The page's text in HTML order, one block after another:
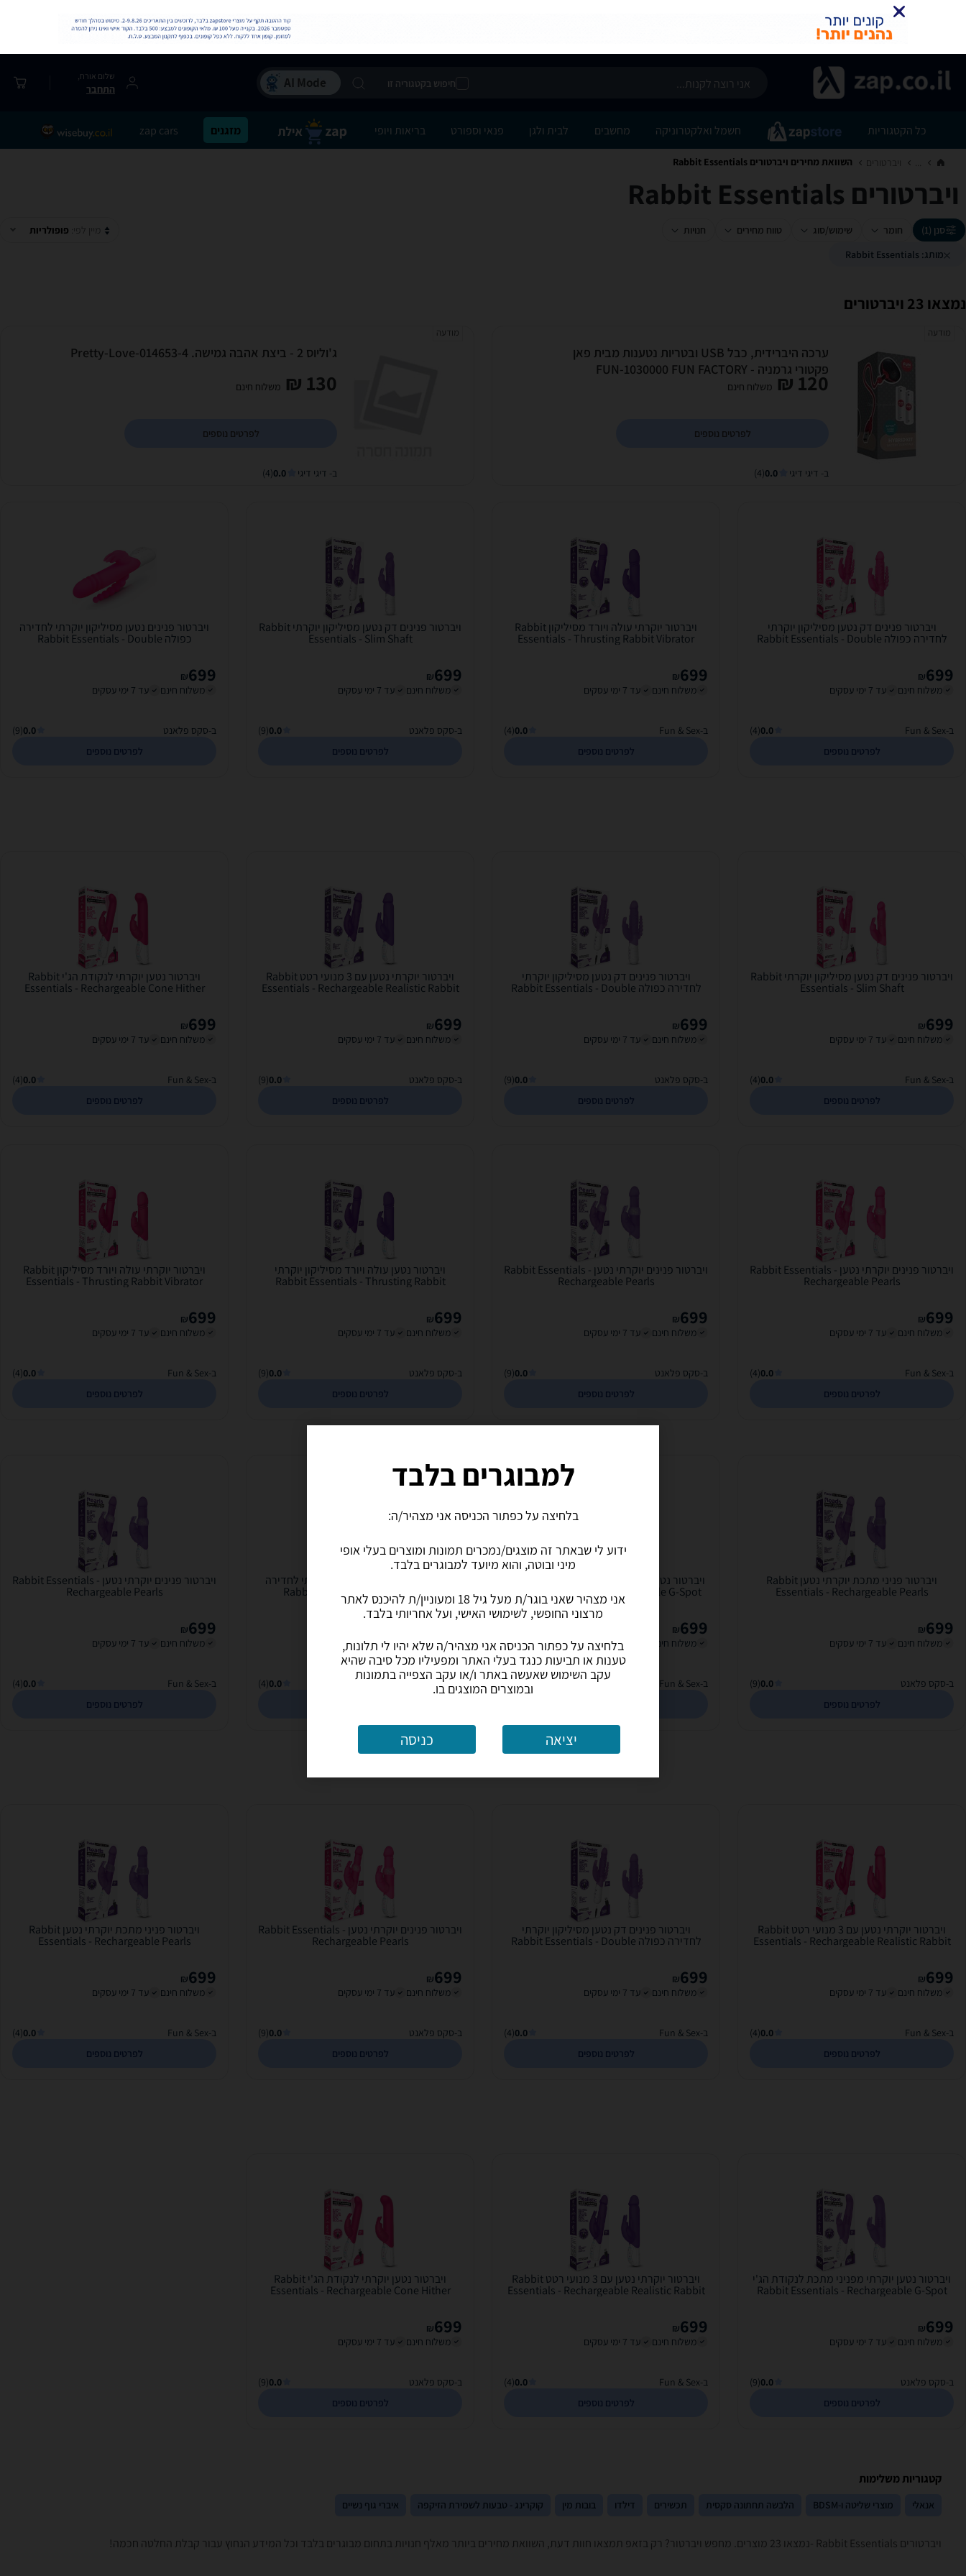
חיפוש בקטגוריה זו
שלום אורח,
התחבר
כל הקטגוריות חשמל ואלקטרוניקה מחשבים לבית ולגן פנאי וספורט בריאות ויופי מזגנים zap cars
ויברטורים‏ השוואת מחירים ויברטורים ‏Rabbit Essentials
ויברטורים ‏Rabbit Essentials
סנן (1) חומר שימוש/סוג טווח מחירים
חנויות
מותג: Rabbit Essentials
מיין לפי: פופולריות
נמצאו 23 ויברטורים
מודעה
ערכה היברידית, כבל USB ובטריות נטענות מבית פאן
פקטורי גרמניה - FUN-1030000 FUN FACTORY
HYBRID KIT
120 ₪ משלוח חינם
לפרטים נוספים
ב- דיגי דיגי 0.0
(4)
מודעה
ג'וליוס 2 - ביצת אהבה גמישה. Pretty-Love-014653-4
130 ₪ משלוח חינם
לפרטים נוספים
ב- דיגי דיגי 0.0
(4)
ויברטור פנינים דק נטען מסיליקון יוקרתי
לחדירה כפולה Rabbit Essentials - Double
699
₪
משלוח חינם
עד 7 ימי עסקים
ב-Fun & Sex 0.0
(4)
לפרטים נוספים
ויברטור יוקרתי עולה ויורד מסיליקון Rabbit
Essentials - Thrusting Rabbit Vibrator
699
₪
משלוח חינם
עד 7 ימי עסקים
ב-Fun & Sex 0.0
(4)
לפרטים נוספים
ויברטור פנינים דק נטען מסיליקון יוקרתי Rabbit
Essentials - Slim Shaft
699
₪
משלוח חינם
עד 7 ימי עסקים
ב-סקס פלאנט 0.0
(9)
לפרטים נוספים
ויברטור פנינים נטען מסיליקון יוקרתי לחדירה
כפולה Rabbit Essentials - Double
699
₪
משלוח חינם
עד 7 ימי עסקים
ב-סקס פלאנט 0.0
(9)
לפרטים נוספים
ויברטור פנינים דק נטען מסיליקון יוקרתי Rabbit
Essentials - Slim Shaft
699
₪
משלוח חינם
עד 7 ימי עסקים
ב-Fun & Sex 0.0
(4)
לפרטים נוספים
ויברטור פנינים דק נטען מסיליקון יוקרתי
לחדירה כפולה Rabbit Essentials - Double
699
₪
משלוח חינם
עד 7 ימי עסקים
ב-סקס פלאנט 0.0
(9)
לפרטים נוספים
ויברטור יוקרתי נטען עם 3 מנועי רטט Rabbit
Essentials - Rechargeable Realistic Rabbit
699
₪
משלוח חינם
עד 7 ימי עסקים
ב-סקס פלאנט 0.0
(9)
לפרטים נוספים
ויברטור נטען יוקרתי לנקודת הג'י Rabbit
Essentials - Rechargeable Cone Hither
699
₪
משלוח חינם
עד 7 ימי עסקים
ב-Fun & Sex 0.0
(4)
לפרטים נוספים
ויברטור פנינים יוקרתי נטען Rabbit Essentials -
Rechargeable Pearls
699
₪
משלוח חינם
עד 7 ימי עסקים
ב-Fun & Sex 0.0
(4)
לפרטים נוספים
ויברטור פנינים יוקרתי נטען Rabbit Essentials -
Rechargeable Pearls
699
₪
משלוח חינם
עד 7 ימי עסקים
ב-סקס פלאנט 0.0
(9)
לפרטים נוספים
ויברטור נטען עולה ויורד מסיליקון יוקרתי
Rabbit Essentials - Thrusting Rabbit
699
₪
משלוח חינם
עד 7 ימי עסקים
ב-סקס פלאנט 0.0
(9)
לפרטים נוספים
ויברטור יוקרתי עולה ויורד מסיליקון Rabbit
Essentials - Thrusting Rabbit Vibrator
699
₪
משלוח חינם
עד 7 ימי עסקים
ב-Fun & Sex 0.0
(4)
לפרטים נוספים
ויברטור פניני מתכת יוקרתי נטען Rabbit
Essentials - Rechargeable Pearls
699
₪
משלוח חינם
עד 7 ימי עסקים
ב-סקס פלאנט 0.0
(9)
לפרטים נוספים
ויברטור נטען יוקרתי מפניני מתכת לנקודת הג'י
Rabbit Essentials - Rechargeable G-Spot
699
₪
משלוח חינם
ב-Fun & Sex 0.0
(4)
ויברטור פנינים נטען מסיליקון יוקרתי לחדירה
כפולה Rabbit Essentials - Double
Penetration
699
משלוח חינם
עד 7 ימי עסקים
ב-Fun & Sex 0.0
(4)
ויברטור פנינים יוקרתי נטען Rabbit Essentials -
Rechargeable Pearls
699
₪
משלוח חינם
עד 7 ימי עסקים
ב-Fun & Sex 0.0
(4)
לפרטים נוספים
ויברטור יוקרתי נטען עם 3 מנועי רטט Rabbit
Essentials - Rechargeable Realistic Rabbit
699
₪
משלוח חינם
עד 7 ימי עסקים
ב-Fun & Sex 0.0
(4)
לפרטים נוספים
ויברטור פנינים דק נטען מסיליקון יוקרתי
לחדירה כפולה Rabbit Essentials - Double
699
₪
משלוח חינם
עד 7 ימי עסקים
ב-Fun & Sex 0.0
(4)
לפרטים נוספים
ויברטור פנינים יוקרתי נטען Rabbit Essentials -
Rechargeable Pearls
699
₪
משלוח חינם
עד 7 ימי עסקים
ב-סקס פלאנט 0.0
(9)
לפרטים נוספים
ויברטור פניני מתכת יוקרתי נטען Rabbit
Essentials - Rechargeable Pearls
699
₪
משלוח חינם
עד 7 ימי עסקים
ב-Fun & Sex 0.0
(4)
לפרטים נוספים
ויברטור נטען יוקרתי מפניני מתכת לנקודת הג'י
Rabbit Essentials - Rechargeable G-Spot
699
₪
משלוח חינם
עד 7 ימי עסקים
ב-סקס פלאנט 0.0
(9)
לפרטים נוספים
ויברטור יוקרתי נטען עם 3 מנועי רטט Rabbit
Essentials - Rechargeable Realistic Rabbit
699
₪
משלוח חינם
עד 7 ימי עסקים
ב-Fun & Sex 0.0
(4)
לפרטים נוספים
ויברטור נטען יוקרתי לנקודת הג'י Rabbit
Essentials - Rechargeable Cone Hither
699
₪
משלוח חינם
עד 7 ימי עסקים
ב-סקס פלאנט 0.0
(9)
לפרטים נוספים
קטגוריות משלימות
אנאלי מוצרי שליטה ו-BDSM הלבשה תחתונה סקסית תכשירים דילדו בובות מין קוקרינג - טבעות לשמירת הזיקפה איברי גוף נשיים
ויברטורים ‏Rabbit Essentials -נמצאו 23 מוצרים. מחפש ויברטור? רק בזאפ תמצאו חוות דעת, השוואת מחירים ביותר מאלף חנויות בתחום מבוגרים בלבד וכל המידע הנחוץ עבור קבלת החלטה חכמה!
למבוגרים בלבד
בלחיצה על כפתור הכניסה אני מצהיר/ה:
ידוע לי שבאתר זה מוצגים/נמכרים תמונות ומוצרים בעלי אופי
מיני ובוטה, והוא מיועד למבוגרים בלבד.
אני מצהיר שאני בוגר/ת מעל גיל 18 ומעוניין/ת להיכנס לאתר
מרצוני החופשי, לשימושי האישי, ועל אחריותי בלבד.
בלחיצה על כפתור הכניסה אני מצהיר/ה שלא יהיו לי תלונות,
טענות או תביעות כנגד בעלי האתר ומפעיליו מכל סיבה שהיא
עקב השימוש שאעשה באתר ו/או עקב הצפייה בתמונות
ובמוצרים המוצגים בו.
יציאה כניסה